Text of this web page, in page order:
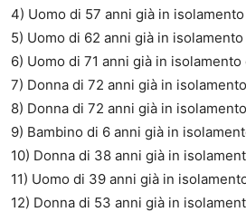
4) Uomo di 57 anni già in
5) Uomo di 62 anni già in
6) Uomo di 71 anni già in
7) Donna di 72 anni già in
8) Donna di 72 anni già in
9) Bambino di 6 anni già in
10) Donna di 38 anni già in
11) Uomo di 39 anni già in
12) Donna di 53 anni già in